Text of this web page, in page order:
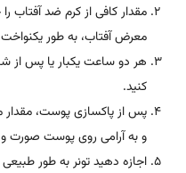
معرض آفتاب، به طور
هر دو ساعت یکبار یا پس از
کنید.
پس از پاکسازی پوست، مقدار
و به آرامی روی پوست صورت
اجازه دهید تونر به طور